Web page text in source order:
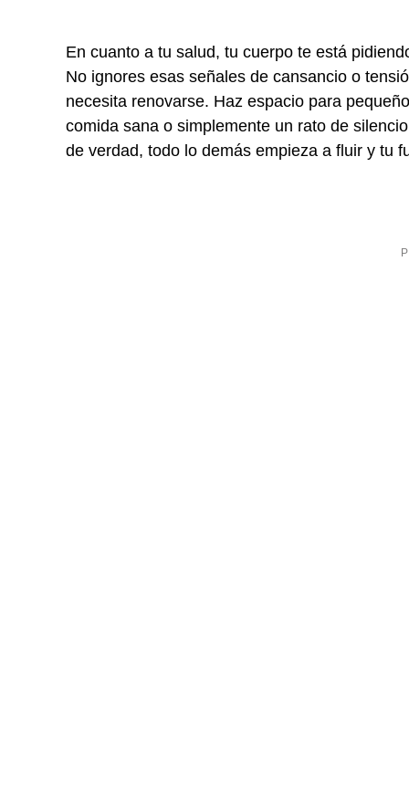
En cuanto a tu salud, tu cuerpo te está
No ignores esas señales de cansancio o
necesita renovarse. Haz espacio para
comida sana o simplemente un rato de
de verdad, todo lo demás empieza a fluir y tu